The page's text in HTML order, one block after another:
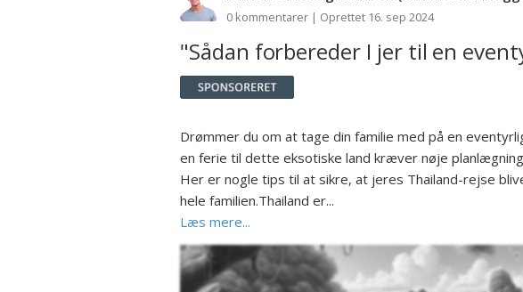
0 kommentarer | Oprettet 16. sep 2024
"Sådan forbereder I jer til en
Drømmer du om at tage din familie med på en
en ferie til dette eksotiske land kræver nøje
Her er nogle tips til at sikre, at jeres Thailand-rejse
hele familien.Thailand er...
Læs mere...